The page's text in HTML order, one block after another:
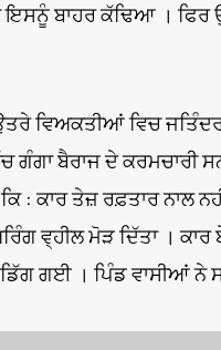
ਇਸਨੂੰ ਬਾਹਰ ਕੱਢਿਆ ।
ਵਿਅਕਤੀਆਂ ਵਿਚ
ਬੈਰਾਜ ਦੇ ਕਰਮਚਾਰੀ
ਕਾਰ ਤੇਜ਼ ਰਫ਼ਤਾਰ ਨਾਲ
ਵ੍ਹੀਲ ਮੋੜ ਦਿੱਤਾ ।
ਗਈ । ਪਿੰਡ ਵਾਸੀਆਂ ਨੇ